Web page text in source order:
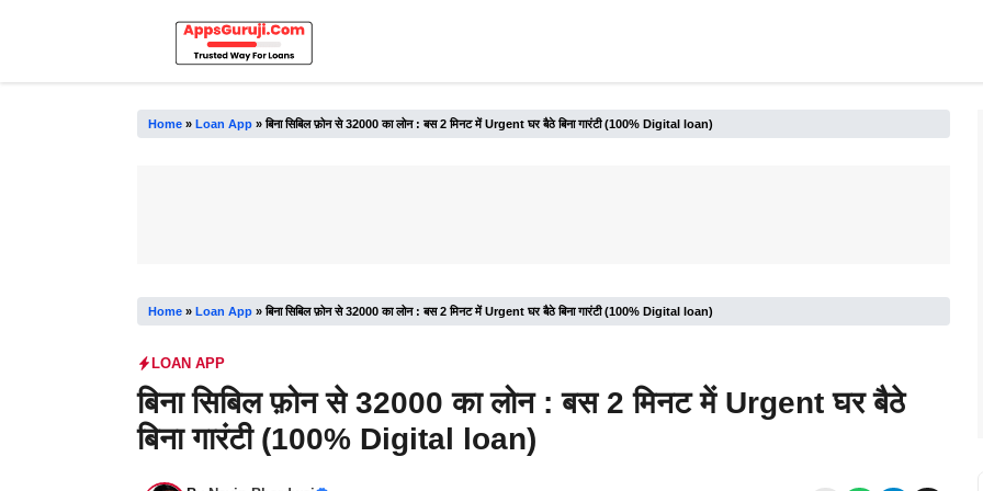
Home» Loan App»बिना सिबिल फ़ोन से 32000 का लोन : बस 2 मिनट में Urgent घर बैठे बिना गारंटी (100% Digital loan)
Home» Loan App»बिना सिबिल फ़ोन से 32000 का लोन : बस 2 मिनट में Urgent घर बैठे बिना गारंटी (100% Digital loan)
LOAN APP
बिना सिबिल फ़ोन से 32000 का लोन : बस 2 मिनट में Urgent घर बैठे
बिना गारंटी (100% Digital loan)